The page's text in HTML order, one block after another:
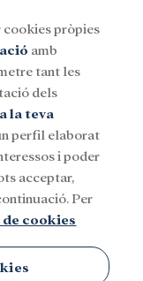
cookies pròpies
amb
tant les
dels
la teva
perfil elaborat
i poder
acceptar,
Per
cookies